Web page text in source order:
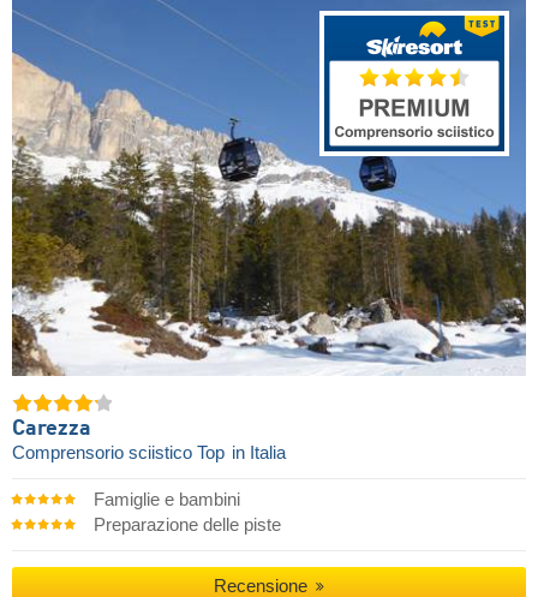
Carezza
Comprensorio sciistico Top in Italia
Famiglie e bambini
Preparazione delle piste
Recensione